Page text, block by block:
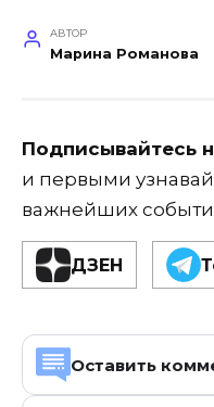
АВТОР
Марина Романова
Подписывайтесь
и первыми
важнейших
ДЗЕН
Оставить